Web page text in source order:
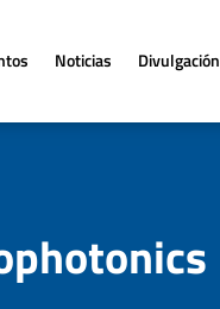
Noticias Divulgación